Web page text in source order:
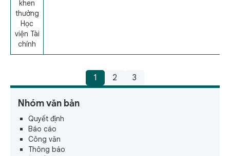
khen
thưởng
Học
viện Tài
chính
1 2 3
Nhóm văn bản
Quyết định
Báo cáo
Công văn
Thông báo